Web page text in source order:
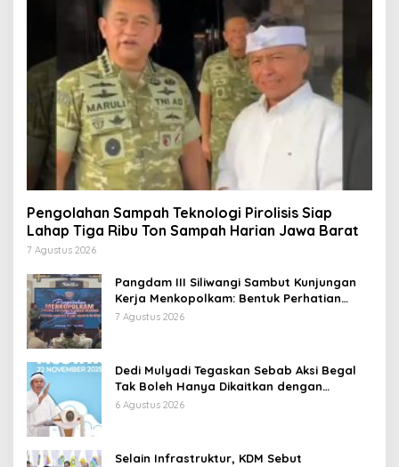
Pengolahan Sampah Teknologi Pirolisis Siap
Lahap Tiga Ribu Ton Sampah Harian Jawa Barat
7 Agustus 2026
Pangdam III Siliwangi Sambut Kunjungan
Kerja Menkopolkam: Bentuk Perhatian
Pemerintah
7 Agustus 2026
Dedi Mulyadi Tegaskan Sebab Aksi Begal
Tak Boleh Hanya Dikaitkan dengan
Ekonomi
6 Agustus 2026
Selain Infrastruktur, KDM Sebut